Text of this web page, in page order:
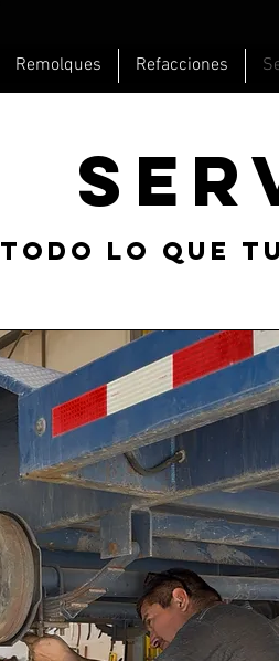
Remolques Refacciones
Todo lo que